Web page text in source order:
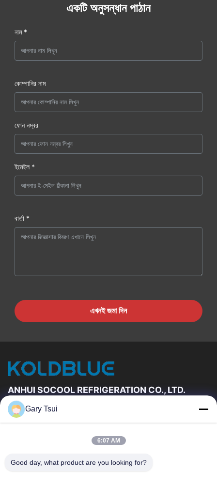
একটি অনুসন্ধান পাঠান
নাম *
কোম্পানির নাম
ফোন নম্বর
ইমেইল *
বার্তা *
এখনই জমা দিন
ANHUI SOCOOL REFRIGERATION CO., LTD.
দ্রুত লিঙ্ক
আমাদের সম্পর্কে
কারখানা ভ্রমণ
মান নিয়ন্ত্রণ
Gary Tsui
6:07 AM
Good day, what product are you looking for?